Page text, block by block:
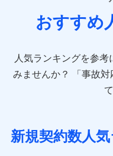
あいおいニッセイ
(https://
アクサ損害保険株
アニコム損害保険
sompo.co.jp/)
東京海上ダイレク
(https://www.e-
ＳＢＩ損害保険株
おすすめ
人気ランキングを参
みませんか？
「事故
新規契約数人